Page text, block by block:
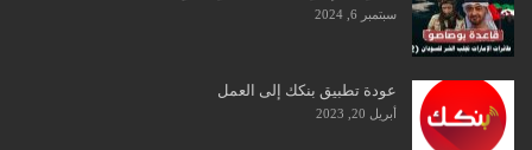
سبتمبر 6, 2024
عودة تطبيق بنكك إلى العمل
أبريل 20, 2023